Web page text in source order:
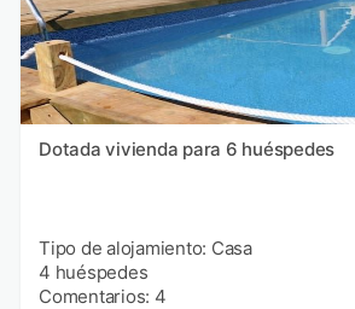
Dotada vivienda para 6 huéspedes
Tipo de alojamiento: Casa
4 huéspedes
Comentarios: 4